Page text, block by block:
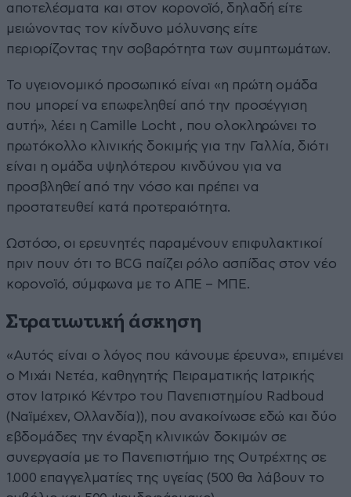
αποτελέσματα και στον κορονοϊό, δηλαδή είτε
μειώνοντας τον κίνδυνο μόλυνσης είτε
περιορίζοντας την σοβαρότητα των συμπτωμάτων.
Το υγειονομικό προσωπικό είναι «η πρώτη ομάδα
που μπορεί να επωφεληθεί από την προσέγγιση
αυτή», λέει η Camille Locht , που ολοκληρώνει το
πρωτόκολλο κλινικής δοκιμής για την Γαλλία, διότι
είναι η ομάδα υψηλότερου κινδύνου για να
προσβληθεί από την νόσο και πρέπει να
προστατευθεί κατά προτεραιότητα.
Ωστόσο, οι ερευνητές παραμένουν επιφυλακτικοί
πριν πουν ότι το BCG παίζει ρόλο ασπίδας στον νέο
κορονοϊό, σύμφωνα με το ΑΠΕ – ΜΠΕ.
Στρατιωτική άσκηση
«Αυτός είναι ο λόγος που κάνουμε έρευνα», επιμένει
ο Μιχάι Νετέα, καθηγητής Πειραματικής Ιατρικής
στον Ιατρικό Κέντρο του Πανεπιστημίου Radboud
(Ναϊμέχεν, Ολλανδία)), που ανακοίνωσε εδώ και δύο
εβδομάδες την έναρξη κλινικών δοκιμών σε
συνεργασία με το Πανεπιστήμιο της Ουτρέχτης σε
1.000 επαγγελματίες της υγείας (500 θα λάβουν το